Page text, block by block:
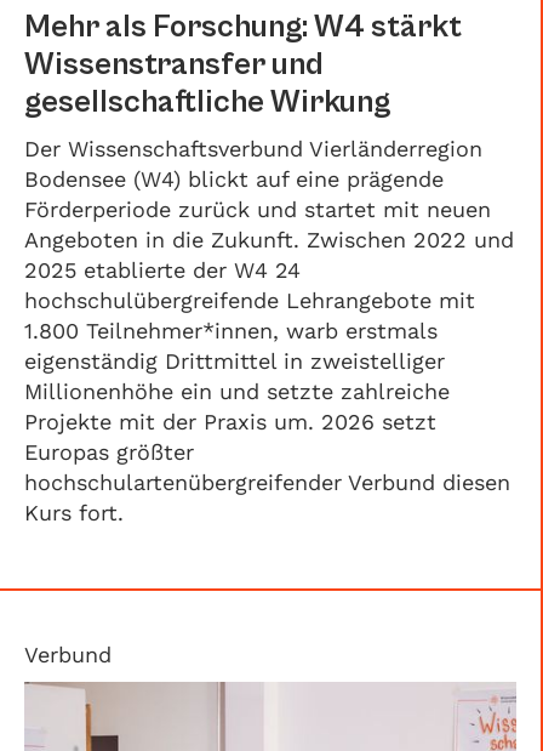
Mehr als Forschung: W4 stärkt
Wissenstransfer und
gesellschaftliche Wirkung
Der Wissenschaftsverbund Vierländerregion
Bodensee (W4) blickt auf eine prägende
Förderperiode zurück und startet mit neuen
Angeboten in die Zukunft. Zwischen 2022 und
2025 etablierte der W4 24
hochschulübergreifende Lehrangebote mit
1.800 Teilnehmer*innen, warb erstmals
eigenständig Drittmittel in zweistelliger
Millionenhöhe ein und setzte zahlreiche
Projekte mit der Praxis um. 2026 setzt
Europas größter
hochschulartenübergreifender Verbund diesen
Kurs fort.
Verbund